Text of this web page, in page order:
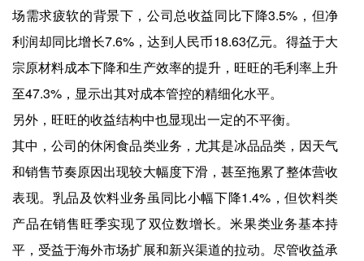
场需求疲软的背景下，公司总收益同比下降3.5%，但净
利润却同比增长7.6%，达到人民币18.63亿元。得益于大
宗原材料成本下降和生产效率的提升，旺旺的毛利率上升
至47.3%，显示出其对成本管控的精细化水平。
另外，旺旺的收益结构中也显现出一定的不平衡。
其中，公司的休闲食品类业务，尤其是冰品品类，因天气
和销售节奏原因出现较大幅度下滑，甚至拖累了整体营收
表现。乳品及饮料业务虽同比小幅下降1.4%，但饮料类
产品在销售旺季实现了双位数增长。米果类业务基本持
平，受益于海外市场扩展和新兴渠道的拉动。尽管收益承